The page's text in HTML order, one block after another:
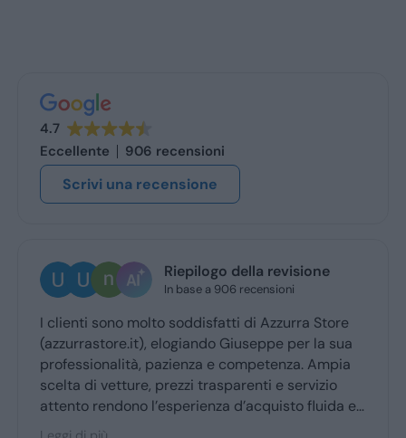
4.7
Eccellente
906 recensioni
Scrivi una recensione
Riepilogo della revisione
In base a 906 recensioni
soddisfatti di Azzurra Store
elogiando Giuseppe per la sua
e competenza. Ampia
prezzi trasparenti e servizio
l’esperienza d’acquisto fluida e
maggior parte degli utenti.
Ottima
Giuseppe mi ha
ritiro a quello